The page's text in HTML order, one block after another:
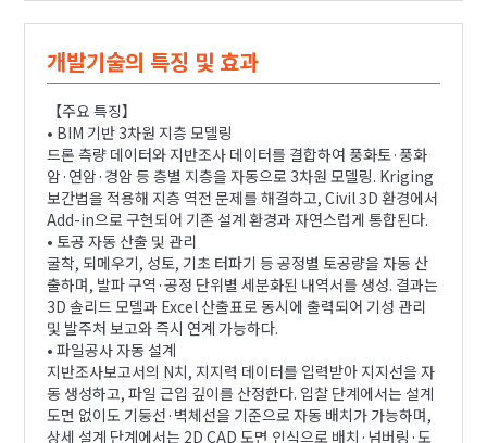
개발기술의 특징 및 효과
【주요 특징】
• BIM 기반 3차원 지층 모델링
드론 측량 데이터와 지반조사 데이터를 결합하여 풍화토·풍화
암·연암·경암 등 층별 지층을 자동으로 3차원 모델링. Kriging
보간법을 적용해 지층 역전 문제를 해결하고, Civil 3D 환경에서
Add-in으로 구현되어 기존 설계 환경과 자연스럽게 통합된다.
• 토공 자동 산출 및 관리
굴착, 되메우기, 성토, 기초 터파기 등 공정별 토공량을 자동 산
출하며, 발파 구역·공정 단위별 세분화된 내역서를 생성. 결과는
3D 솔리드 모델과 Excel 산출표로 동시에 출력되어 기성 관리
및 발주처 보고와 즉시 연계 가능하다.
• 파일공사 자동 설계
지반조사보고서의 N치, 지지력 데이터를 입력받아 지지선을 자
동 생성하고, 파일 근입 깊이를 산정한다. 입찰 단계에서는 설계
도면 없이도 기둥선·벽체선을 기준으로 자동 배치가 가능하며,
상세 설계 단계에서는 2D CAD 도면 인식으로 배치·넘버링·도